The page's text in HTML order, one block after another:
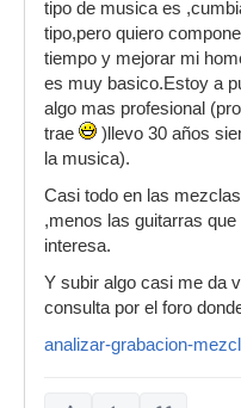
tipo de musica es
tipo,pero quiero
tiempo y mejorar mi
es muy basico.Estoy a
algo mas profesional
trae
)llevo 30 años
la musica).
Casi todo en las
,menos las guitarras
interesa.
Y subir algo casi me da
consulta por el foro
analizar-grabacion-